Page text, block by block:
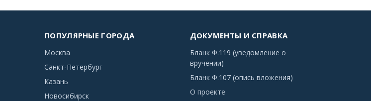
ПОПУЛЯРНЫЕ ГОРОДА
Москва
Санкт-Петербург
Казань
Новосибирск
ДОКУМЕНТЫ И СПРАВКА
Бланк Ф.119 (уведомление о
вручении)
Бланк Ф.107 (опись вложения)
О проекте